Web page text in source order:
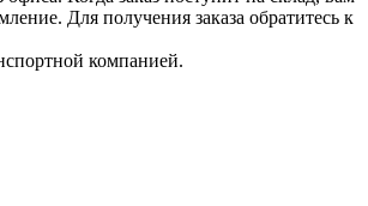
Для получения заказа обратитесь к
компанией.